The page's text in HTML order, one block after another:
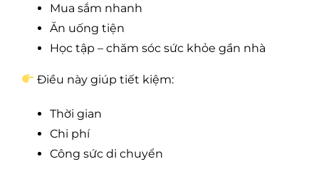
Mua sắm nhanh
Ăn uống tiện
Học tập – chăm sóc sức khỏe gần nhà
Điều này giúp tiết kiệm:
Thời gian
Chi phí
Công sức di chuyển